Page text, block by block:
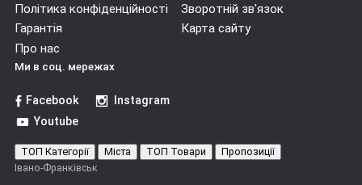
Політика конфіденційності
Зворотній зв'язок
Гарантія
Карта сайту
Про нас
Ми в соц. мережах
Facebook
Instagram
Youtube
ТОП Категорії Міста ТОП Товари
Пропозиції
Івано-Франківськ